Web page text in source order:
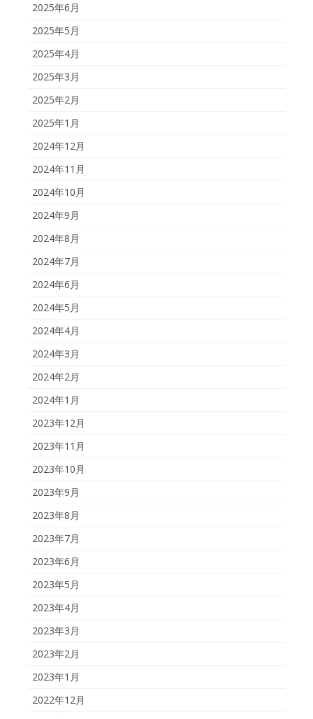
2025年6月
2025年5月
2025年4月
2025年3月
2025年2月
2025年1月
2024年12月
2024年11月
2024年10月
2024年9月
2024年8月
2024年7月
2024年6月
2024年5月
2024年4月
2024年3月
2024年2月
2024年1月
2023年12月
2023年11月
2023年10月
2023年9月
2023年8月
2023年7月
2023年6月
2023年5月
2023年4月
2023年3月
2023年2月
2023年1月
2022年12月